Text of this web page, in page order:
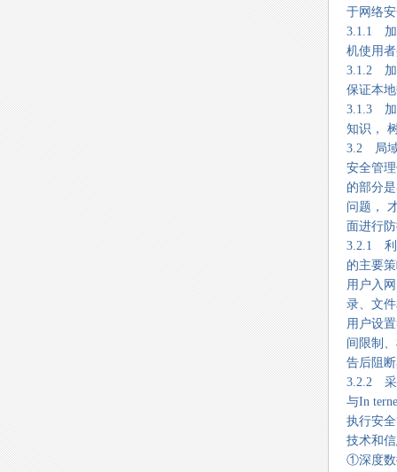
于网络
3.1.1 加
机使用
3.1.2 加
保证本
3.1.3 加
知识，
3.2 局
安全管
的部分
问题，
面进行
3.2.1 利
的主要
用户入
录、文
用户设
间限制
告后阻
3.2.2 采
与In
执行安
技术和
①深度数